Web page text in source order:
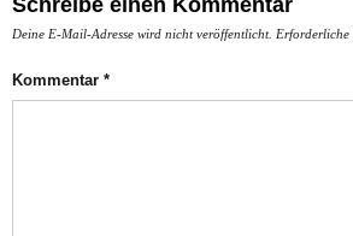
Schreibe einen Kommentar
Deine E-Mail-Adresse wird nicht veröffentlicht.
Kommentar *